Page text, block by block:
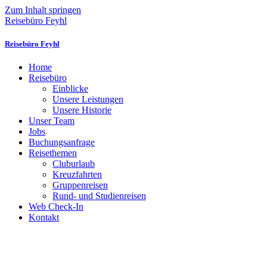
Zum Inhalt springen
Reisebüro Feyhl
Reisebüro Feyhl
Home
Reisebüro
Einblicke
Unsere Leistungen
Unsere Historie
Unser Team
Jobs
Buchungsanfrage
Reisethemen
Cluburlaub
Kreuzfahrten
Gruppenreisen
Rund- und Studienreisen
Web Check-In
Kontakt